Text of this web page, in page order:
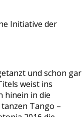
Initiative der
und schon gar
weist ins
hinein in die
Tango –